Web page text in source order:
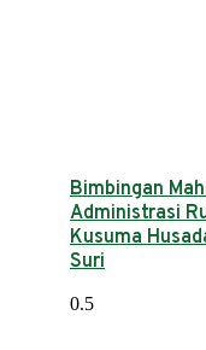
Bimbingan
Administrasi
Kusuma
Suri